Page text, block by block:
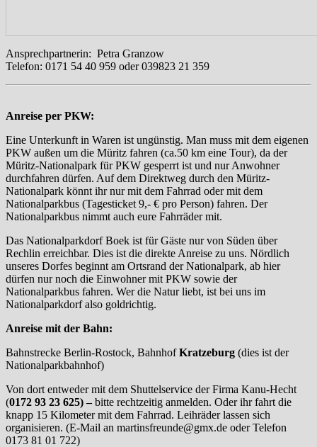
Ansprechpartnerin: Petra Granzow
Telefon: 0171 54 40 959 oder 039823 21 359
Anreise per PKW:
Eine Unterkunft in Waren ist ungünstig. Man muss mit dem eigenen
PKW außen um die Müritz fahren (ca.50 km eine Tour), da der
Müritz-Nationalpark für PKW gesperrt ist und nur Anwohner
durchfahren dürfen. Auf dem Direktweg durch den Müritz-
Nationalpark könnt ihr nur mit dem Fahrrad oder mit dem
Nationalparkbus (Tagesticket 9,- € pro Person) fahren. Der
Nationalparkbus nimmt auch eure Fahrräder mit.
Das Nationalparkdorf Boek ist für Gäste nur von Süden über
Rechlin erreichbar. Dies ist die direkte Anreise zu uns. Nördlich
unseres Dorfes beginnt am Ortsrand der Nationalpark, ab hier
dürfen nur noch die Einwohner mit PKW sowie der
Nationalparkbus fahren. Wer die Natur liebt, ist bei uns im
Nationalparkdorf also goldrichtig.
Anreise mit der Bahn:
Bahnstrecke Berlin-Rostock, BahnhofKratzeburg (dies ist der
Nationalparkbahnhof)
Von dort entweder mit dem Shuttelservice der Firma Kanu-Hecht
(0172 93 23 625) –bitte rechtzeitig anmelden. Oder ihr fahrt die
knapp 15 Kilometer mit dem Fahrrad. Leihräder lassen sich
organisieren. (E-Mail an martinsfreunde@gmx.de oder Telefon
0173 81 01 722)